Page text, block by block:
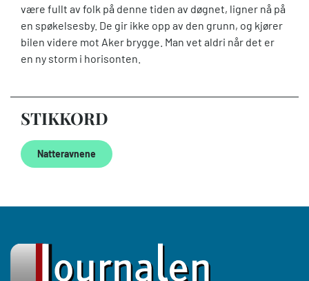
være fullt av folk på denne tiden av døgnet, ligner nå på
en spøkelsesby. De gir ikke opp av den grunn, og kjører
bilen videre mot Aker brygge. Man vet aldri når det er
en ny storm i horisonten.
STIKKORD
Natteravnene